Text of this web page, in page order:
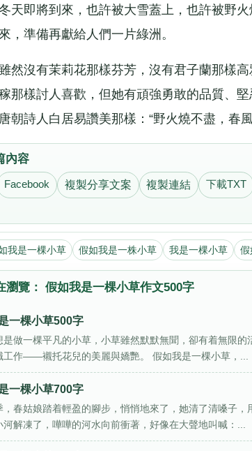
天即將到來，也許被大雪蓋上，也許被野
，準備再獻給人們一片綠洲。
沒有茉莉花那樣芬芳，沒有君子蘭那樣高
那樣討人喜歡，但她有頑強勇敢的品質、
朝詩人白居易讚美那樣：“野火燒不盡，春
內容
Facebook 複製分享文案 複製連結 下載TXT
我是一棵小草 假如我是一株小草 我是一棵小草 假
瀏覽： 假如我是一棵小草作文500字
一棵小草500字
是做一棵平凡的小草，小草雖然默默無聞，卻有着無限
工作——襯托花兒的美麗與嬌艷。 假如我是一棵小草，...
一棵小草700字
，春姑娘踏着輕盈的腳步，悄悄地來了，她清了清嗓子
河解凍了，嘩嘩的河水向前衝著，好像在大聲地叫喊：...